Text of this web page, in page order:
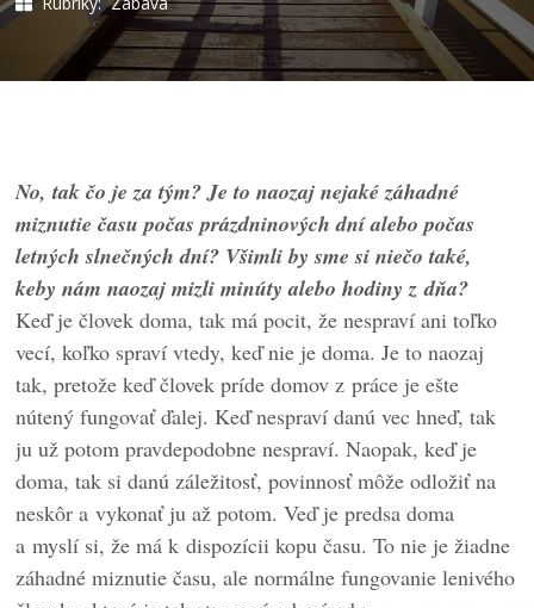
No, tak čo je za tým? Je to naozaj nejaké záhadné
miznutie času počas prázdninových dní alebo počas
letných slnečných dní? Všimli by sme si niečo také,
keby nám naozaj mizli minúty alebo hodiny z dňa?
Keď je človek doma, tak má pocit, že nespraví ani toľko
vecí, koľko spraví vtedy, keď nie je doma. Je to naozaj
tak, pretože keď človek príde domov z práce je ešte
nútený fungovať ďalej. Keď nespraví danú vec hneď, tak
ju už potom pravdepodobne nespraví. Naopak, keď je
doma, tak si danú záležitosť, povinnosť môže odložiť na
neskôr a vykonať ju až potom. Veď je predsa doma
a myslí si, že má k dispozícii kopu času. To nie je žiadne
záhadné miznutie času, ale normálne fungovanie lenivého